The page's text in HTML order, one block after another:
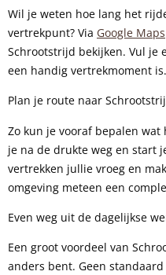
Wil je weten hoe lang het
vertrekpunt? Via Google Maps
Schrootstrijd bekijken. Vul je
een handig vertrekmoment is.
Plan je route naar
Zo kun je vooraf bepalen
je na de drukte weg en start
vertrekken jullie vroeg en
omgeving meteen een
Even weg uit de dagelijkse
Een groot voordeel van
anders bent. Geen